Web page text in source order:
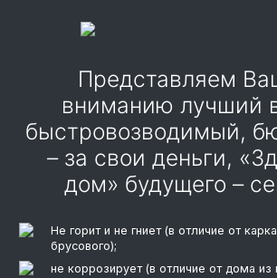
Представляем Вашему
вниманию лучший
быстровозводимый,
– за свои деньги,
дом» будущего –
Не горит и не гниет (в отличие от
брусового);
не коррозирует (в отличие от дома из